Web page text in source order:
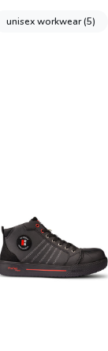
unisex workwear(5)